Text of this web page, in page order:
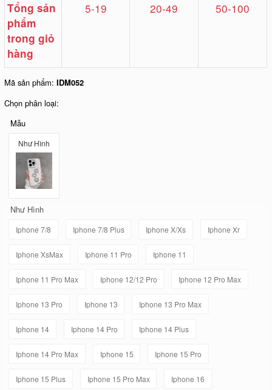
Tổng sản
phẩm
trong giỏ
hàng
5-19 20-49 50-100
Mã sản phẩm:IDM052
Chọn phân loại:
Mẫu
Như Hình
Như Hình
Iphone 7/8 Iphone 7/8 Plus Iphone X/Xs Iphone Xr
Iphone XsMax Iphone 11 Pro Iphone 11
Iphone 11 Pro Max Iphone 12/12 Pro Iphone 12 Pro Max
Iphone 13 Pro Iphone 13 Iphone 13 Pro Max
Iphone 14 Iphone 14 Pro Iphone 14 Plus
Iphone 14 Pro Max Iphone 15 Iphone 15 Pro
Iphone 15 Plus Iphone 15 Pro Max Iphone 16